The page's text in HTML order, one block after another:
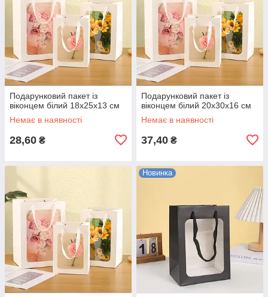
Подарунковий пакет із
віконцем білий 18х25х13 см
Немає в наявності
28,60 ₴
Подарунковий пакет із
віконцем білий 20х30х16 см
Немає в наявності
37,40 ₴
Новинка